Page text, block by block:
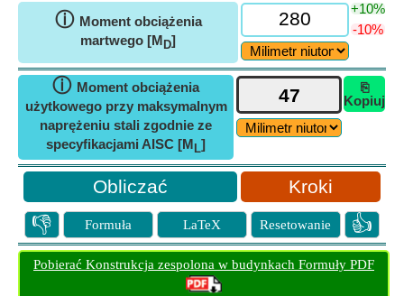
ⓘ Moment obciążenia
martwego [M D]
+10%
-10%
ⓘ Moment obciążenia
użytkowego przy maksymalnym
naprężeniu stali zgodnie ze
specyfikacjami AISC [M L]
⎘
Kopiuj
Kroki
👎 Formuła LaTeX Resetowanie 👍
Pobierać Konstrukcja zespolona w budynkach Formuły PDF